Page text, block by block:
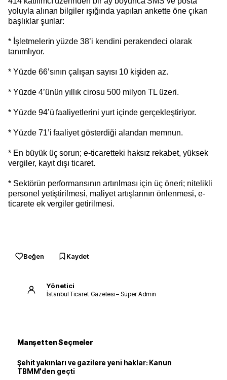
yoluyla alınan bilgiler ışığında yapılan ankette öne çıkan
başlıklar şunlar:
* İşletmelerin yüzde 38’i kendini perakendeci olarak
tanımlıyor.
* Yüzde 66’sının çalışan sayısı 10 kişiden az.
* Yüzde 4’ünün yıllık cirosu 500 milyon TL üzeri.
* Yüzde 94’ü faaliyetlerini yurt içinde gerçekleştiriyor.
* Yüzde 71’i faaliyet gösterdiği alandan memnun.
* En büyük üç sorun; e-ticaretteki haksız rekabet, yüksek
vergiler, kayıt dışı ticaret.
* Sektörün performansının artırılması için üç öneri; nitelikli
personel yetiştirilmesi, maliyet artışlarının önlenmesi, e-
ticarete ek vergiler getirilmesi.
Beğen Kaydet
Yönetici
İstanbul Ticaret Gazetesi – Süper Admin
Manşetten Seçmeler
Şehit yakınları ve gazilere yeni haklar: Kanun
TBMM'den geçti